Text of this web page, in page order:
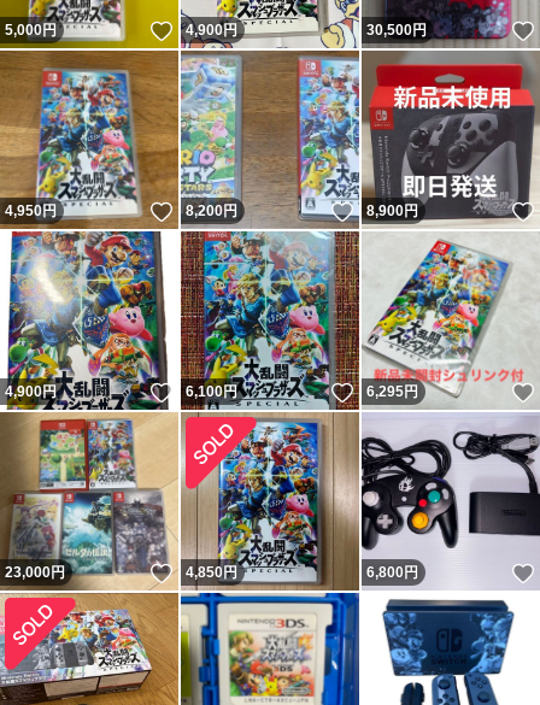
5,000円 いいね！
4,900円 30,500円
4,950円 いいね！
8,200円 いいね！
8,900円
4,900円 いいね！
6,100円 いいね！
6,295円
23,000円 いいね！
4,850円 6,800円